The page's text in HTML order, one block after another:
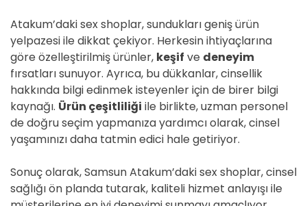
Atakum’daki sex shoplar, sundukları geniş ürün
yelpazesi ile dikkat çekiyor. Herkesin ihtiyaçlarına
göre özelleştirilmiş ürünler, keşif ve deneyim
fırsatları sunuyor. Ayrıca, bu dükkanlar, cinsellik
hakkında bilgi edinmek isteyenler için de birer bilgi
kaynağı. Ürün çeşitliliği ile birlikte, uzman personel
de doğru seçim yapmanıza yardımcı olarak, cinsel
yaşamınızı daha tatmin edici hale getiriyor.
Sonuç olarak, Samsun Atakum’daki sex shoplar, cinsel
sağlığı ön planda tutarak, kaliteli hizmet anlayışı ile